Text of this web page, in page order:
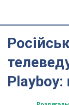
Playboy: